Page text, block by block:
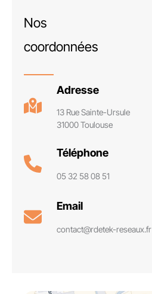
Nos
coordonnées
Adresse
13 Rue Sainte-Ursule
31000 Toulouse
Téléphone
05 32 58 08 51
Email
contact@rdetek-reseaux.fr